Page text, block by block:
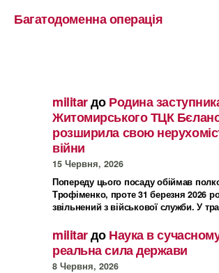
Багатодоменна операція
militarдоРодина
Житомирського ТЦК
розширила свою
війни
15 Червня, 2026
Попереду цього посаду обіймав
Трофіменко, проте 31 березня 2026
звільнений з військової служби. У
militarдоНаука в
реальна сила держави
8 Червня, 2026